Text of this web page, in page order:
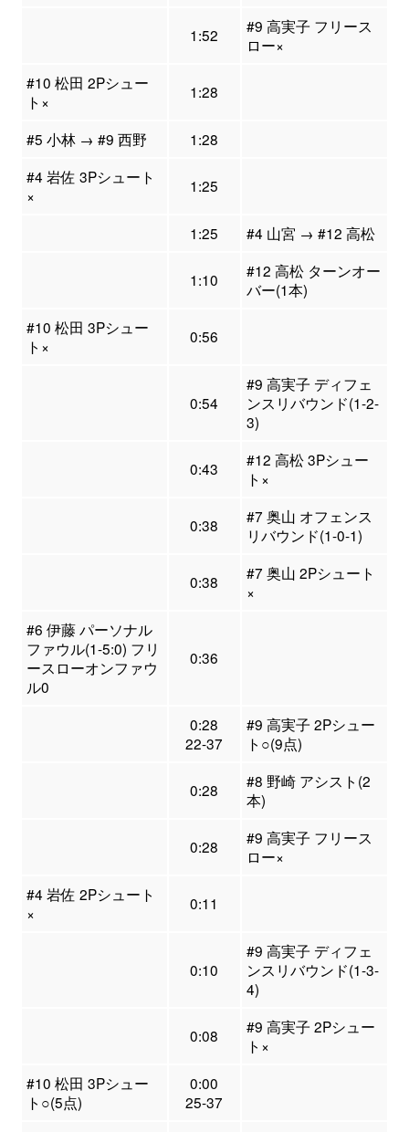
1:52
#9 高実子 フリース
ロー×
#10 松田 2Pシュー
ト×
1:28
#5 小林 → #9 西野
1:28
#4 岩佐 3Pシュート
×
1:25
1:25 #4 山宮 → #12 高松
1:10
#12 高松 ターンオー
バー(1本)
#10 松田 3Pシュー
ト×
0:56
0:54
#9 高実子 ディフェ
ンスリバウンド(1-2-
3)
0:43
#12 高松 3Pシュー
ト×
0:38
#7 奥山 オフェンス
リバウンド(1-0-1)
0:38
#7 奥山 2Pシュート
×
#6 伊藤 パーソナル
ファウル(1-5:0) フリ
ースローオンファウ
ル0
0:36
0:28
22-37
#9 高実子 2Pシュー
ト○(9点)
0:28
#8 野崎 アシスト(2
本)
0:28
#9 高実子 フリース
ロー×
#4 岩佐 2Pシュート
×
0:11
0:10
#9 高実子 ディフェ
ンスリバウンド(1-3-
4)
0:08
#9 高実子 2Pシュー
ト×
#10 松田 3Pシュー
ト○(5点)
0:00
25-37